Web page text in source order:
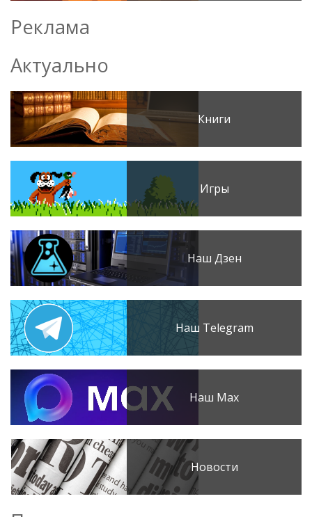
Реклама
Актуально
Книги
Игры
Наш Дзен
Наш Telegram
Наш Max
Новости